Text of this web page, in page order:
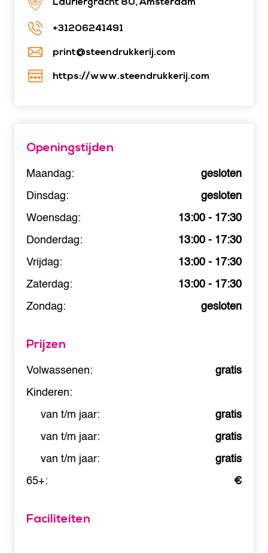
+31206241491
print@steendrukkerij.com
https://www.steendrukkerij.com
Openingstijden
Maandag:
gesloten
Dinsdag:
gesloten
Woensdag:
13:00 - 17:30
Donderdag:
13:00 - 17:30
Vrijdag:
13:00 - 17:30
Zaterdag:
13:00 - 17:30
Zondag:
gesloten
Prijzen
Volwassenen:
gratis
Kinderen:
van t/m jaar:
gratis
van t/m jaar:
gratis
van t/m jaar:
gratis
65+:
€
Faciliteiten